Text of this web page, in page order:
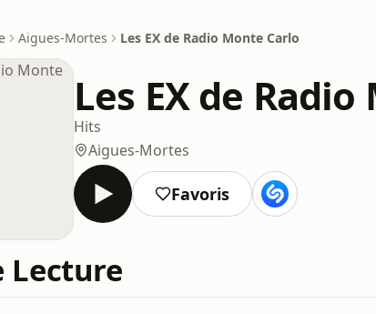
Aigues-Mortes Les EX de Radio Monte Carlo
Les EX de
Hits
Aigues-Mortes
Favoris
Lecture